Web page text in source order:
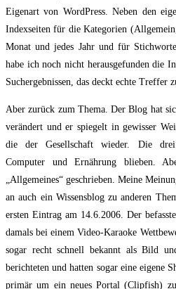
Eigenart von WordPress. Neben den
Indexseiten für die Kategorien
Monat und jedes Jahr und für
habe ich noch nicht herausgefunden die
Suchergebnissen, das deckt echte Treffer
Aber zurück zum Thema. Der Blog hat
verändert und er spiegelt in gewisser
die der Gesellschaft wieder. Die drei
Computer und Ernährung blieben.
„Allgemeines“ geschrieben. Meine
an auch ein Wissensblog zu anderen
ersten Eintrag am 14.6.2006. Der
damals bei einem Video-Karaoke
sogar recht schnell bekannt als Bild
berichteten und hatten sogar eine eigene
primär um ein neues Portal (Clipfish)